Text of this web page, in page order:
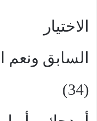
الاختيار
السابق ونعم
(34)